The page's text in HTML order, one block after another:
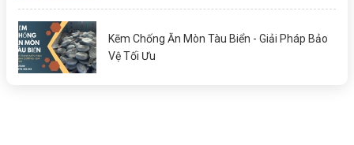
Kẽm Chống Ăn Mòn Tàu Biển - Giải Pháp Bảo
Vệ Tối Ưu